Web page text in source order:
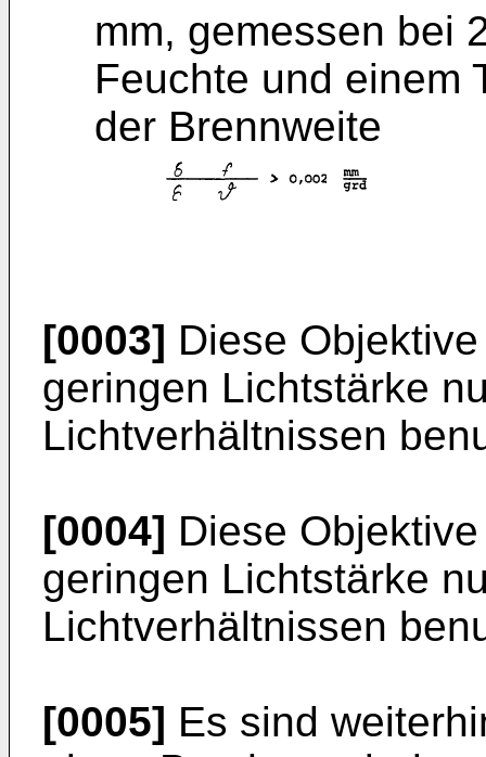
mm, gemessen bei
Feuchte und einem
der Brennweite
[0003] Diese
geringen Lichtstärke
Lichtverhältnissen
[0004] Diese
geringen Lichtstärke
Lichtverhältnissen
[0005] Es sind